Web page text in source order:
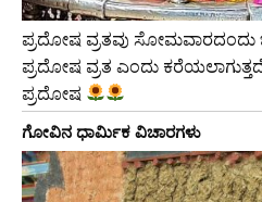
ಪ್ರದೋಷ ವ್ರತವು
ಪ್ರದೋಷ ವ್ರತ ಎಂದು
ಪ್ರದೋಷ
ಗೋವಿನ ಧಾರ್ಮಿಕ ವಿಚಾರಗಳು